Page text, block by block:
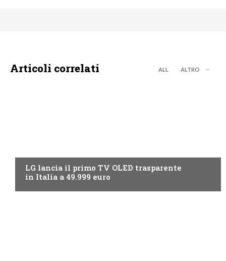
Articoli correlati ALL ALTRO
LG lancia il primo TV OLED trasparente
in Italia a 49.999 euro